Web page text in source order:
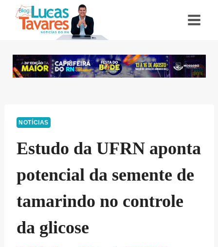
NOTÍCIAS
Estudo da UFRN aponta
potencial da semente de
tamarindo no controle
da glicose